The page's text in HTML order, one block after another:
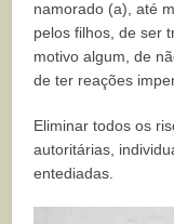
namorado (a), até
pelos filhos, de ser
motivo algum, de
de ter reações
Eliminar todos os
autoritárias,
entediadas.